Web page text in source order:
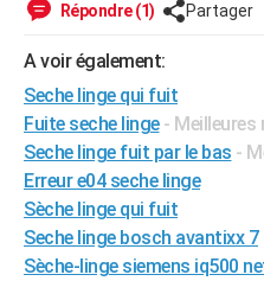
CARTE DE VOEUX
Carte de Noël
Carte Bonne année
Carte Saint-Valentin
Carte Pâques
Carte d'anniversaire
DICTIONNAIRE
Dictionnaire
Biographies
Citations
Expressions
Proverbes
PROGRAMME TV
COPAINS D'AVANT
S'inscrire
Se connecter
Lycées
Collèges
Primaires
Universités
Entreprises
Service militaire
Avis de recherche
AVIS DE DÉCÈS
FORUM
Répondre (1) Partager
A voir également:
Seche linge qui fuit
Fuite seche linge - Meilleures
Seche linge fuit par le bas -
Erreur e04 seche linge
Sèche linge qui fuit
Seche linge bosch avantixx 7
Sèche-linge siemens iq500